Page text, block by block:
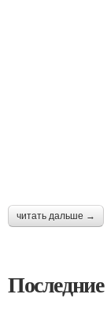
читать дальше →